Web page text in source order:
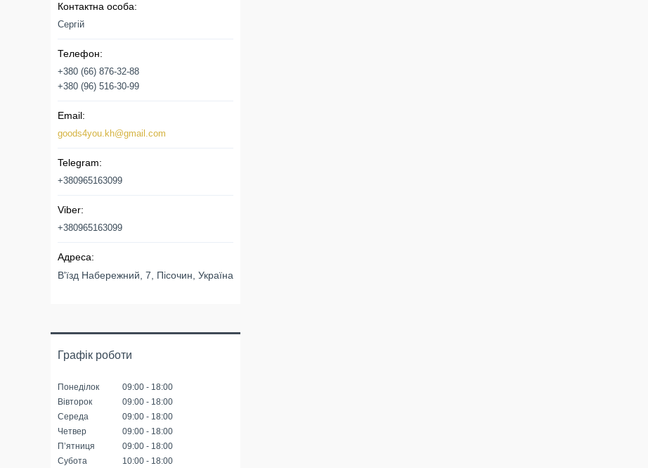
Сергій
+380 (66) 876-32-88
+380 (96) 516-30-99
goods4you.kh@gmail.com
+380965163099
+380965163099
В'їзд Набережний, 7, Пісочин, Україна
Графік роботи
Понеділок 09:00
18:00
Вівторок
09:00
18:00
Середа
09:00
18:00
Четвер
09:00
18:00
Пʼятниця
09:00
18:00
Субота
10:00
18:00